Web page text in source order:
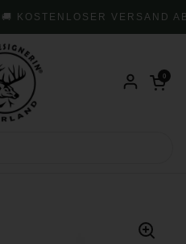
🚚 KOSTENLOSER VERSAND
Warenkorb
0